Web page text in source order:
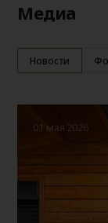
Медиа
Новости
01 мая 2026